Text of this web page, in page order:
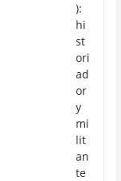
):
hi
st
ori
ad
or
y
mi
lit
an
te